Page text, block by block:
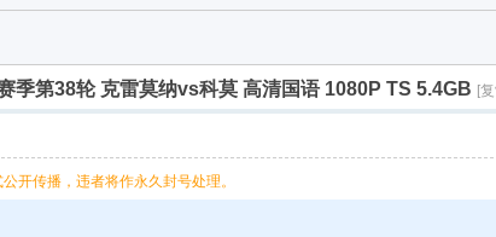
季第38轮 克雷莫纳vs科莫 高清国语 1080P TS 5.4GB [
开传播，违者将作永久封号处理。